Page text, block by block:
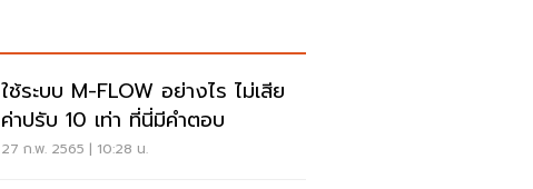
ใช้ระบบ M-FLOW อย่างไร ไม่เสีย
ค่าปรับ 10 เท่า ที่นี่มีคำตอบ
27 ก.พ. 2565 | 10:28 น.